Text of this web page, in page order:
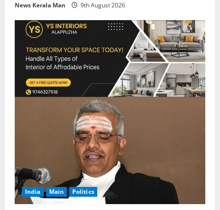
News Kerala Man 9th August 2026
India Main Politics